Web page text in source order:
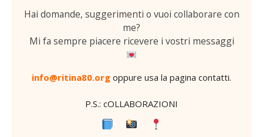
Hai domande, suggerimenti o vuoi collaborare con
me?
Mi fa sempre piacere ricevere i vostri messaggi
info@ritina80.org oppure usa la pagina contatti.
P.S.: cOLLABORAZIONI